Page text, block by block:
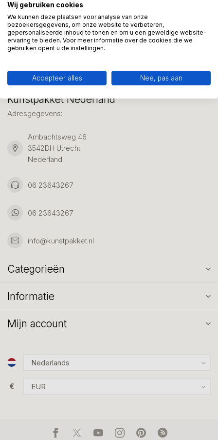
We helpen graag met uw keuze of geven advies, bel of app
ons 7 dagen per week: 06-23643267
Klantenservice
Kunstpakket Nederland
Adresgegevens:
Ambachtsweg 46
3542DH Utrecht
Nederland
06 23643267
06 23643267
info@kunstpakket.nl
Categorieën
Informatie
Mijn account
€
Wij gebruiken cookies
We kunnen deze plaatsen voor analyse van onze
bezoekersgegevens, om onze website te verbeteren,
gepersonaliseerde inhoud te tonen en om u een geweldige website-
ervaring te bieden. Voor meer informatie over de cookies die we
gebruiken opent u de instellingen.
Accepteer alles Nee, pas aan